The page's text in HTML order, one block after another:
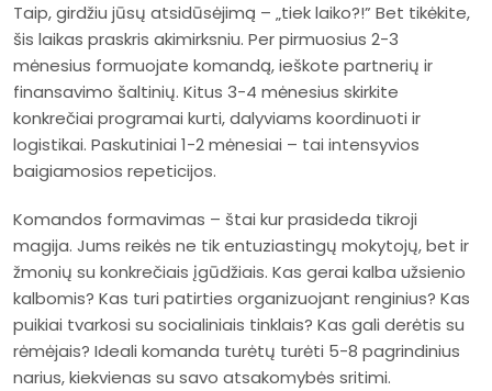
Taip, girdžiu jūsų atsidūsėjimą – „tiek laiko?!” Bet tikėkite,
šis laikas praskris akimirksniu. Per pirmuosius 2-3
mėnesius formuojate komandą, ieškote partnerių ir
finansavimo šaltinių. Kitus 3-4 mėnesius skirkite
konkrečiai programai kurti, dalyviams koordinuoti ir
logistikai. Paskutiniai 1-2 mėnesiai – tai intensyvios
baigiamosios repeticijos.
Komandos formavimas – štai kur prasideda tikroji
magija. Jums reikės ne tik entuziastingų mokytojų, bet ir
žmonių su konkrečiais įgūdžiais. Kas gerai kalba užsienio
kalbomis? Kas turi patirties organizuojant renginius? Kas
puikiai tvarkosi su socialiniais tinklais? Kas gali derėtis su
rėmėjais? Ideali komanda turėtų turėti 5-8 pagrindinius
narius, kiekvienas su savo atsakomybės sritimi.